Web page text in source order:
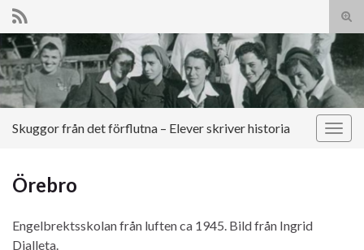
Slå
på/
Search for:
Slå
Skuggor från det förflutna – Elever skriver historia
Örebro
Engelbrektsskolan från luften ca 1945. Bild från Ingrid
Djalleta.